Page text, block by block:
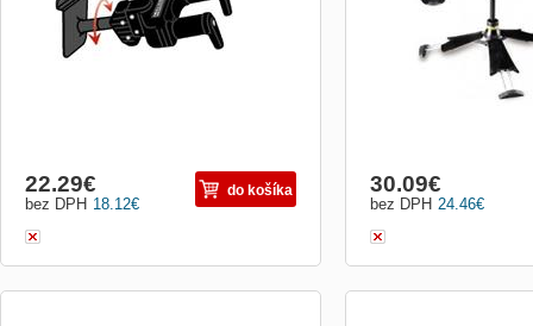
18.12€
bez DPH
22.29€ do košíka
24.46€
bez DPH
30.09€